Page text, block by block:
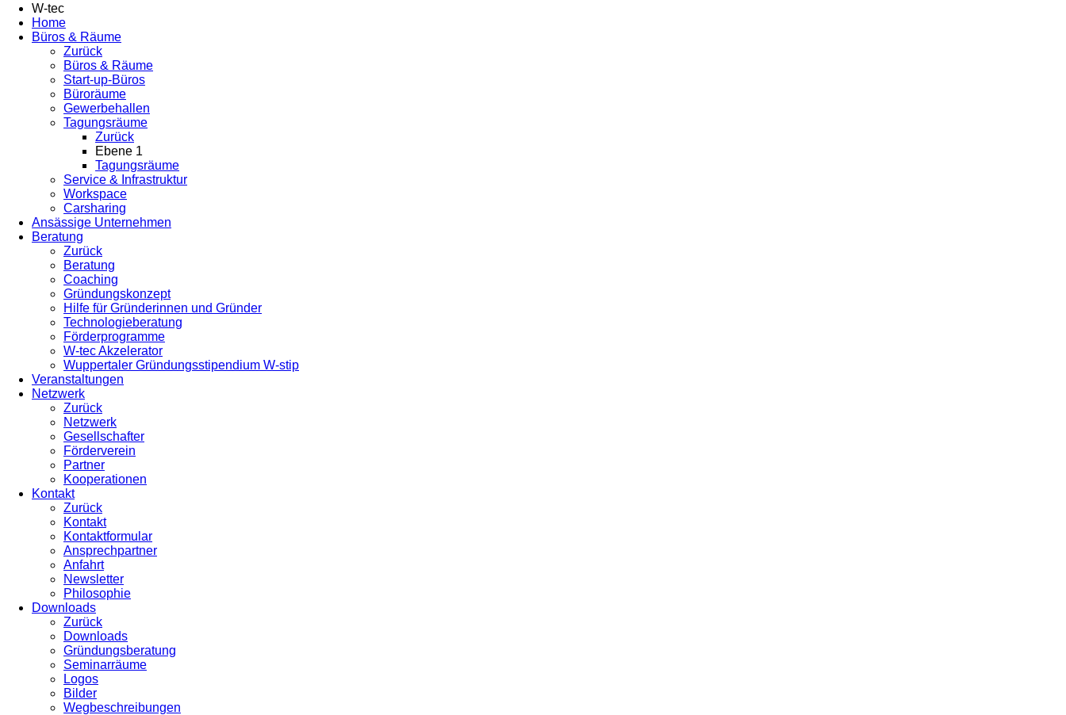
W-tec
Home
Büros & Räume
Zurück
Büros & Räume
Start-up-Büros
Büroräume
Gewerbehallen
Tagungsräume
Zurück
Ebene 1
Tagungsräume
Service & Infrastruktur
Workspace
Carsharing
Ansässige Unternehmen
Beratung
Zurück
Beratung
Coaching
Gründungskonzept
Hilfe für Gründerinnen und Gründer
Technologieberatung
Förderprogramme
W-tec Akzelerator
Wuppertaler Gründungsstipendium W-stip
Veranstaltungen
Netzwerk
Zurück
Netzwerk
Gesellschafter
Förderverein
Partner
Kooperationen
Kontakt
Zurück
Kontakt
Kontaktformular
Ansprechpartner
Anfahrt
Newsletter
Philosophie
Downloads
Zurück
Downloads
Gründungsberatung
Seminarräume
Logos
Bilder
Wegbeschreibungen